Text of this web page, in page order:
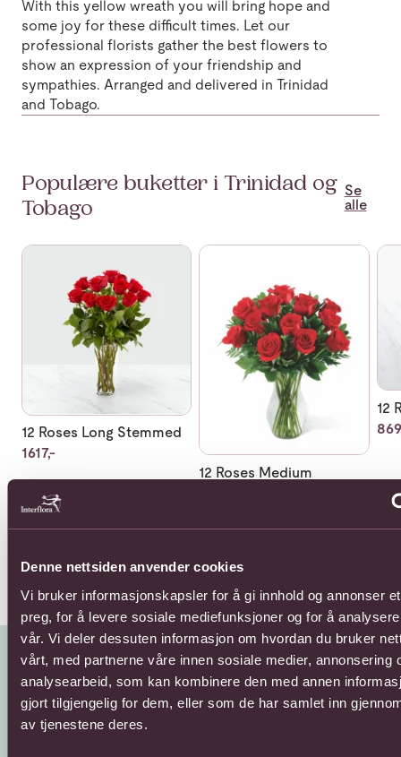
Denne nettsiden anvender cookies
Vi bruker informasjonskapsler for å gi innhold og annonser
preg, for å levere sosiale mediefunksjoner og for å
vår. Vi deler dessuten informasjon om hvordan du bruker
vårt, med partnerne våre innen sosiale medier, annonsering
analysearbeid, som kan kombinere den med annen
gjort tilgjengelig for dem, eller som de har samlet inn
av tjenestene deres.
With this yellow wreath you will bring hope and
some joy for these difficult times. Let our
professional florists gather the best flowers to
show an expression of your friendship and
sympathies. Arranged and delivered in Trinidad
and Tobago.
Populære buketter i Trinidad og
Tobago
Se
alle
Se mer om 12 Roses Long Stemmed
12 Roses Long Stemmed
1617,-
Se mer om 12 Roses Medium
12 Roses Medium
Se
12